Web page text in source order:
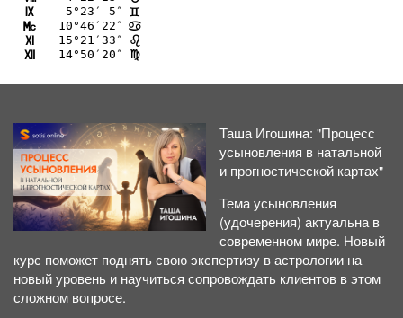
O 5°23′ 5″ =
P 10°46′22″ >
Q 15°21′33″ ?
R 14°50′20″ @
Таша Игошина: "Процесс
усыновления в натальной
и прогностической картах"
Тема усыновления
(удочерения) актуальна в
современном мире. Новый
курс поможет поднять свою экспертизу в астрологии на
новый уровень и научиться сопровождать клиентов в этом
сложном вопросе.